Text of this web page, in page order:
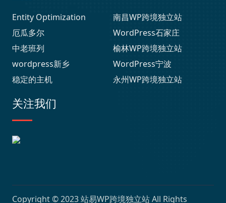
Entity Optimization
南昌WP跨境独立站
厄瓜多尔
WordPress石家庄
中老班列
榆林WP跨境独立站
wordpress新乡
WordPress宁波
稳定的主机
永州WP跨境独立站
关注我们
Copyright © 2023站易WP跨境独立站All Rights